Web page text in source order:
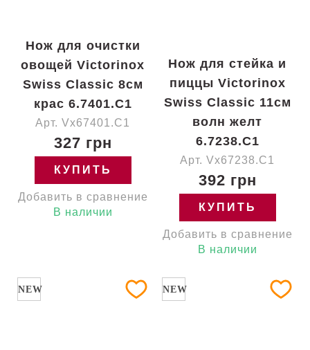
Нож для очистки
овощей Victorinox
Swiss Classic 8см
крас 6.7401.C1
Арт. Vx67401.C1
327 грн
КУПИТЬ
Добавить в сравнение
В наличии
Нож для стейка и
пиццы Victorinox
Swiss Classic 11см
волн желт
6.7238.C1
Арт. Vx67238.C1
392 грн
КУПИТЬ
Добавить в сравнение
В наличии
NEW NEW